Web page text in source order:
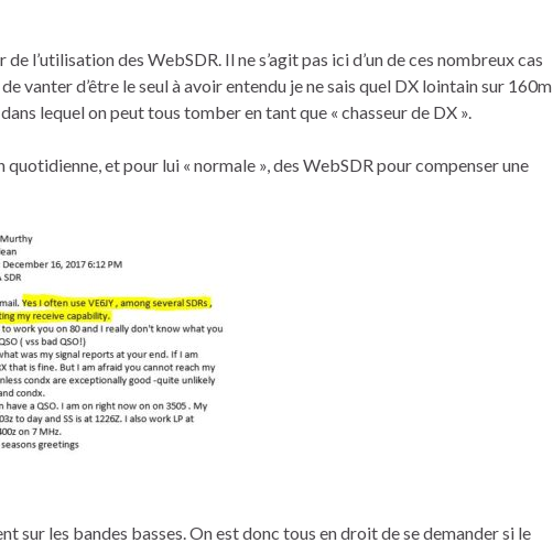
l’utilisation des WebSDR. Il ne s’agit pas ici d’un de ces nombreux cas
vanter d’être le seul à avoir entendu je ne sais quel DX lointain sur 160m
lequel on peut tous tomber en tant que « chasseur de DX ».
et pour lui « normale », des WebSDR pour compenser une
les bandes basses. On est donc tous en droit de se demander si le